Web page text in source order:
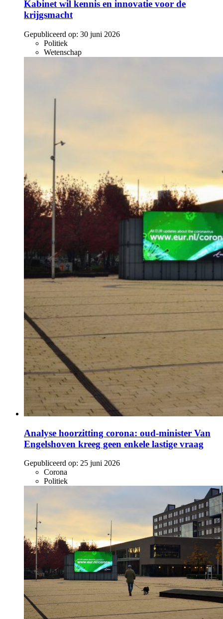
Kabinet wil kennis en innovatie voor de
krijgsmacht
Gepubliceerd op: 30 juni 2026
Politiek
Wetenschap
Analyse hoorzitting corona: oud-minister Van
Engelshoven kreeg geen enkele lastige vraag
Gepubliceerd op: 25 juni 2026
Corona
Politiek